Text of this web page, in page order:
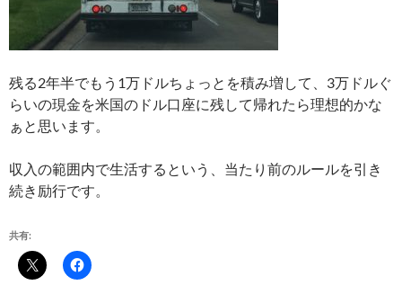
残る2年半でもう1万ドルちょっとを積み増して、3万ドルぐ
らいの現金を米国のドル口座に残して帰れたら理想的かな
ぁと思います。
収入の範囲内で生活するという、当たり前のルールを引き
続き励行です。
共有: